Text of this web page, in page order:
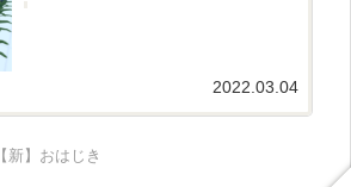
2022.03.04
【新】おはじき